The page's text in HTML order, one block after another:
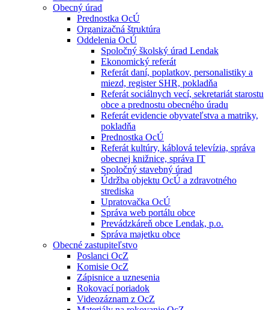
Obecný úrad
Prednostka OcÚ
Organizačná štruktúra
Oddelenia OcÚ
Spoločný školský úrad Lendak
Ekonomický referát
Referát daní, poplatkov, personalistiky a
miezd, register SHR, pokladňa
Referát sociálnych vecí, sekretariát starostu
obce a prednostu obecného úradu
Referát evidencie obyvateľstva a matriky,
pokladňa
Prednostka OcÚ
Referát kultúry, káblová televízia, správa
obecnej knižnice, správa IT
Spoločný stavebný úrad
Údržba objektu OcÚ a zdravotného
strediska
Upratovačka OcÚ
Správa web portálu obce
Prevádzkáreň obce Lendak, p.o.
Správa majetku obce
Obecné zastupiteľstvo
Poslanci OcZ
Komisie OcZ
Zápisnice a uznesenia
Rokovací poriadok
Videozáznam z OcZ